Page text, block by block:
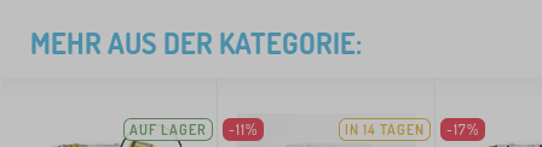
MEHR AUS DER KATEGORIE:
AUF LAGER -11% IN 14 TAGEN -17%